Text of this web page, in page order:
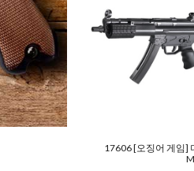
17606 [오징어 게임]